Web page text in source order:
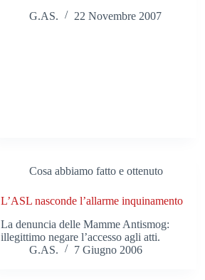
G.AS.
22 Novembre 2007
Cosa abbiamo fatto e ottenuto
L’ASL nasconde l’allarme inquinamento
La denuncia delle Mamme Antismog:
illegittimo negare l’accesso agli atti.
G.AS.
7 Giugno 2006